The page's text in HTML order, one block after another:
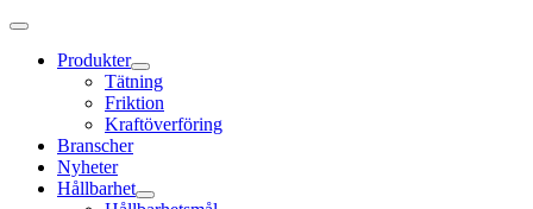
Produkter
Tätning
Friktion
Kraftöverföring
Branscher
Nyheter
Hållbarhet